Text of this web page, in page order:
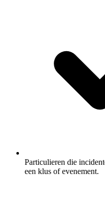
Particulieren die
een klus of evenement.